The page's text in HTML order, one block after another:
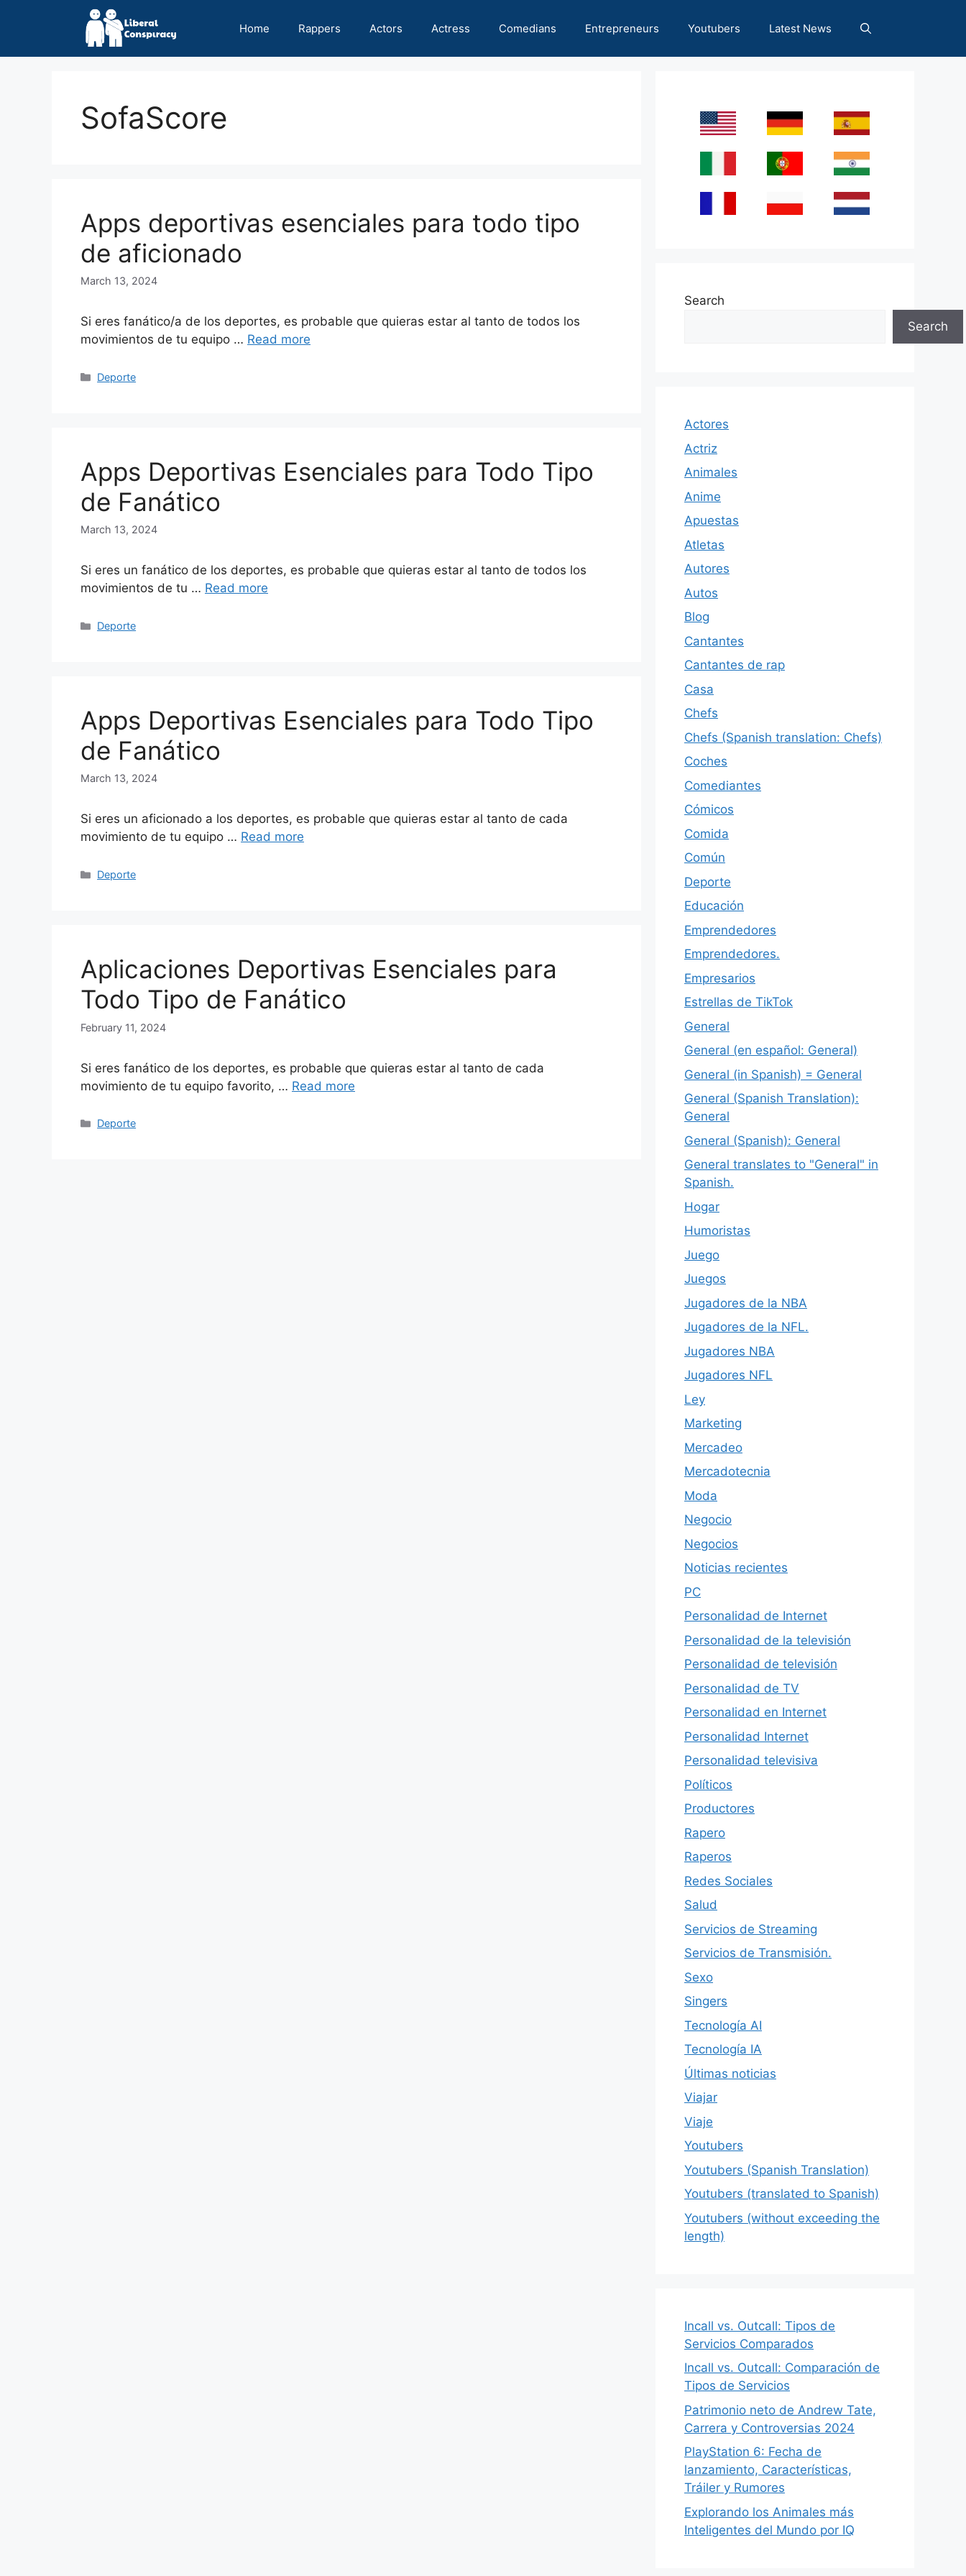
Home Rappers Actors Actress Comedians Entrepreneurs Youtubers Latest News
SofaScore
Apps deportivas esenciales para todo tipo
de aficionado
March 13, 2024
Si eres fanático/a de los deportes, es probable que quieras estar al tanto de todos los
movimientos de tu equipo … Read more
Categories
Deporte
Apps Deportivas Esenciales para Todo Tipo
de Fanático
March 13, 2024
Si eres un fanático de los deportes, es probable que quieras estar al tanto de todos los
movimientos de tu … Read more
Categories
Deporte
Apps Deportivas Esenciales para Todo Tipo
de Fanático
March 13, 2024
Si eres un aficionado a los deportes, es probable que quieras estar al tanto de cada
movimiento de tu equipo … Read more
Categories
Deporte
Aplicaciones Deportivas Esenciales para
Todo Tipo de Fanático
February 11, 2024
Si eres fanático de los deportes, es probable que quieras estar al tanto de cada
movimiento de tu equipo favorito, … Read more
Categories
Deporte
Search
Search
Actores
Actriz
Animales
Anime
Apuestas
Atletas
Autores
Autos
Blog
Cantantes
Cantantes de rap
Casa
Chefs
Chefs (Spanish translation: Chefs)
Coches
Comediantes
Cómicos
Comida
Común
Deporte
Educación
Emprendedores
Emprendedores.
Empresarios
Estrellas de TikTok
General
General (en español: General)
General (in Spanish) = General
General (Spanish Translation):
General
General (Spanish): General
General translates to "General" in
Spanish.
Hogar
Humoristas
Juego
Juegos
Jugadores de la NBA
Jugadores de la NFL.
Jugadores NBA
Jugadores NFL
Ley
Marketing
Mercadeo
Mercadotecnia
Moda
Negocio
Negocios
Noticias recientes
PC
Personalidad de Internet
Personalidad de la televisión
Personalidad de televisión
Personalidad de TV
Personalidad en Internet
Personalidad Internet
Personalidad televisiva
Políticos
Productores
Rapero
Raperos
Redes Sociales
Salud
Servicios de Streaming
Servicios de Transmisión.
Sexo
Singers
Tecnología AI
Tecnología IA
Últimas noticias
Viajar
Viaje
Youtubers
Youtubers (Spanish Translation)
Youtubers (translated to Spanish)
Youtubers (without exceeding the
length)
Incall vs. Outcall: Tipos de
Servicios Comparados
Incall vs. Outcall: Comparación de
Tipos de Servicios
Patrimonio neto de Andrew Tate,
Carrera y Controversias 2024
PlayStation 6: Fecha de
lanzamiento, Características,
Tráiler y Rumores
Explorando los Animales más
Inteligentes del Mundo por IQ